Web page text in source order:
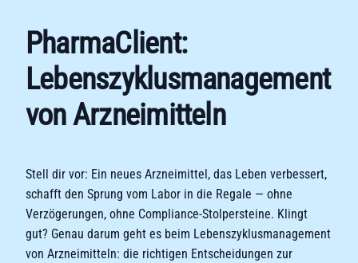
PharmaClient:
Lebenszyklusmanagement
von Arzneimitteln
Stell dir vor: Ein neues Arzneimittel, das Leben verbessert,
schafft den Sprung vom Labor in die Regale — ohne
Verzögerungen, ohne Compliance-Stolpersteine. Klingt
gut? Genau darum geht es beim Lebenszyklusmanagement
von Arzneimitteln: die richtigen Entscheidungen zur